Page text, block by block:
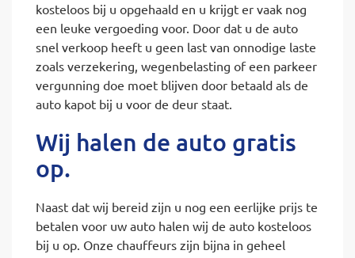
kosteloos bij u opgehaald en u krijgt er vaak nog
een leuke vergoeding voor. Door dat u de auto
snel verkoop heeft u geen last van onnodige laste
zoals verzekering, wegenbelasting of een parkeer
vergunning doe moet blijven door betaald als de
auto kapot bij u voor de deur staat.
Wij halen de auto gratis
op.
Naast dat wij bereid zijn u nog een eerlijke prijs te
betalen voor uw auto halen wij de auto kosteloos
bij u op. Onze chauffeurs zijn bijna in geheel